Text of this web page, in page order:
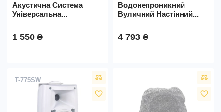
Акустична Система
Універсальна...
1 550 ₴
Водонепроникний
Вуличний Настінний...
4 793 ₴
T-775SW
favorite_border favorite_border